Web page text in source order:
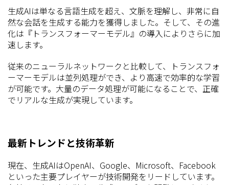
生成AIは単なる言語生成を超え、文脈を理解し、非常に自
然な会話を生成する能力を獲得しました。そして、その進
化は『トランスフォーマーモデル』の導入によりさらに加
速します。
従来のニューラルネットワークと比較して、トランスフォ
ーマーモデルは並列処理ができ、より高速で効率的な学習
が可能です。大量のデータ処理が可能になることで、正確
でリアルな生成が実現しています。
最新トレンドと技術革新
現在、生成AIはOpenAI、Google、Microsoft、Facebook
といった主要プレイヤーが技術開発をリードしています。